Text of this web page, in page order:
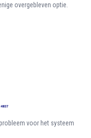
overgebleven optie.
voor het systeem